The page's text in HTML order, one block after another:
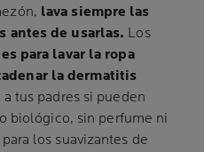
lava siempre las
antes de usarlas. Los
para lavar la ropa
la dermatitis
tus padres si pueden
biológico, sin perfume ni
los suavizantes de